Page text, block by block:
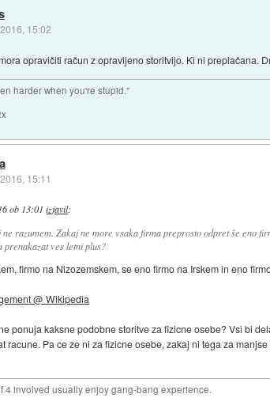
15:02
opravičiti račun z opravljeno storitvijo. Ki ni preplačana.
harder when you're stupid."
15:11
ob 13:01 izjavil:
razumem. Zakaj ne more vsaka firma preprosto odpret še eno
ves letni plus?
firmo na Nizozemskem, se eno firmo na Irskem in eno
@ Wikipedia
ponuja kaksne podobne storitve za fizicne osebe? Vsi bi
racune. Pa ce ze ni za fizicne osebe, zakaj ni tega za
4 involved usually enjoy gang-bang experience.